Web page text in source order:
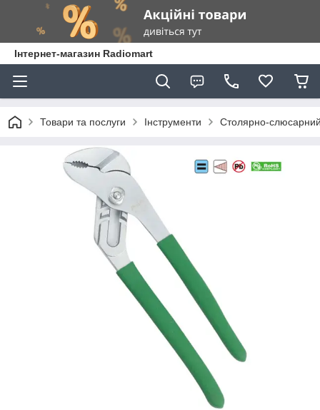
Інтернет-магазин Radiomart
Товари та послуги Інструменти Столярно-